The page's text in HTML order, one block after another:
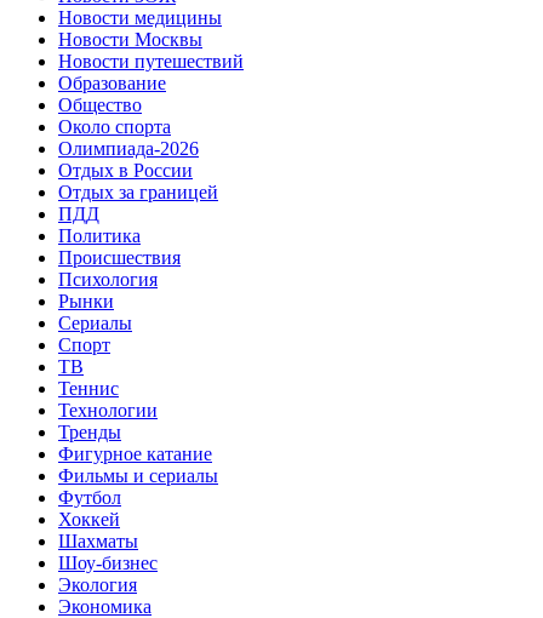
Новости медицины
Новости Москвы
Новости путешествий
Образование
Общество
Около спорта
Олимпиада-2026
Отдых в России
Отдых за границей
ПДД
Политика
Происшествия
Психология
Рынки
Сериалы
Спорт
ТВ
Теннис
Технологии
Тренды
Фигурное катание
Фильмы и сериалы
Футбол
Хоккей
Шахматы
Шоу-бизнес
Экология
Экономика